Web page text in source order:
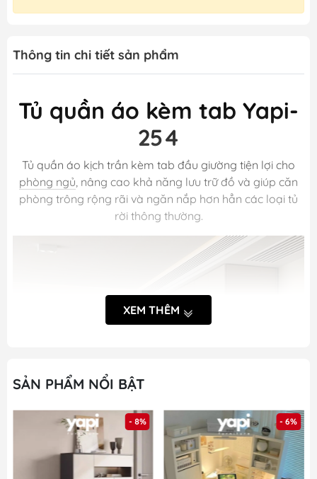
Thông tin chi tiết sản phẩm
Tủ quần áo kèm tab Yapi-
254
Tủ quần áo kịch trần kèm tab đầu giường tiện lợi cho
phòng ngủ, nâng cao khả năng lưu trữ đồ và giúp căn
phòng trông rộng rãi và ngăn nắp hơn hẳn các loại tủ
rời thông thường.
XEM THÊM
SẢN PHẨM NỔI BẬT
- 8% - 6%